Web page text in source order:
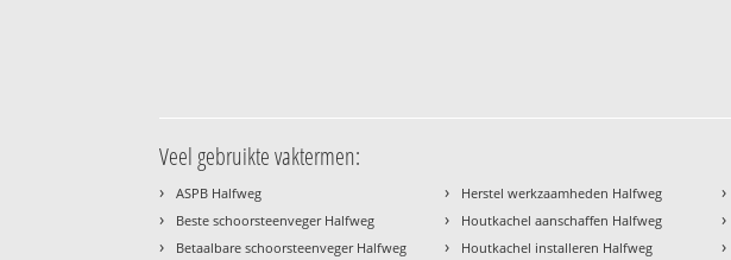
Veel gebruikte vaktermen:
› ASPB Halfweg
› Beste schoorsteenveger Halfweg
› Betaalbare schoorsteenveger Halfweg
› Herstel werkzaamheden Halfweg
› Houtkachel aanschaffen Halfweg
› Houtkachel installeren Halfweg
›
›
›